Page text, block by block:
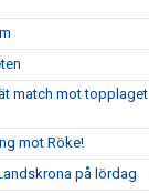
match mot topplaget
mot Röke!
på lördag